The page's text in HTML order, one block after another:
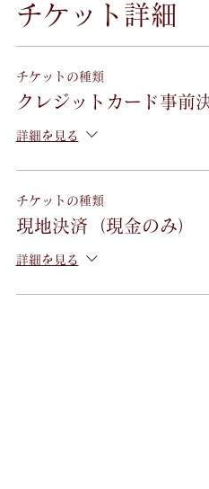
チケット詳細
チケットの種類
クレジットカード事前
詳細を見る
チケットの種類
現地決済（現金のみ）
詳細を見る